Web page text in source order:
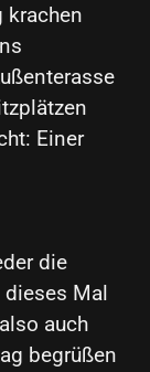
krachen
Einer
die
Mal
auch
begrüßen